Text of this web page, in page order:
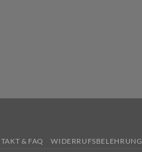
& FAQ WIDERRUFSBELEHRUNG